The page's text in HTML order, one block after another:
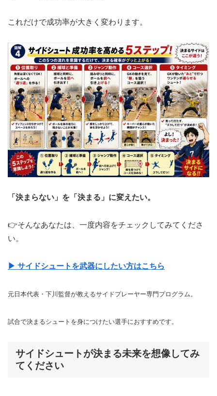
これだけで成功率が大きく変わります。
「決まらない」を「決まる」に変えたい。
👉そんなあなたは、一度内容をチェックしてみてくださ
い。
▶ サイドシュートを武器にしたい方はこちら
元日本代表・下川監督が教えるサイドプレーヤー専門プログラム。
試合で決まるシュートを身につけたい選手におすすめです。
サイドシュートが決まる未来を想像してみ
てください